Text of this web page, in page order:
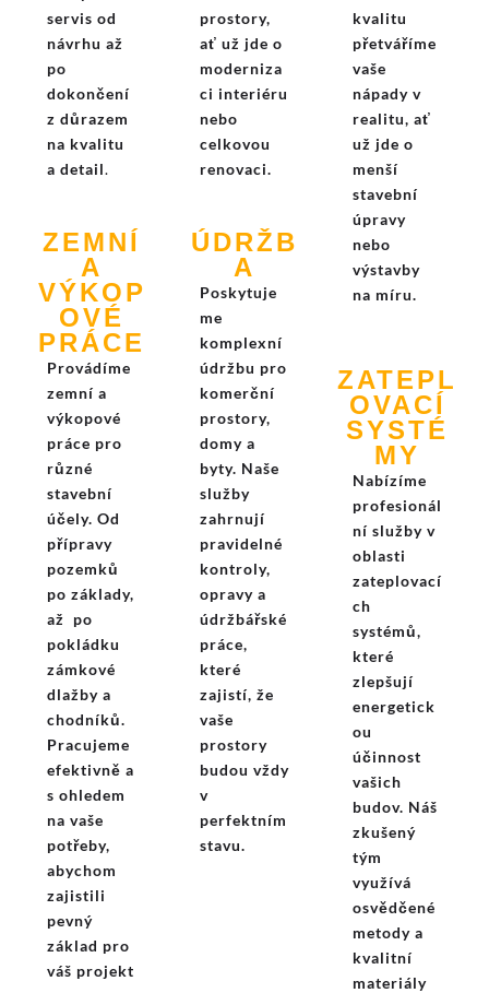
servis od
návrhu až
po
dokončení
z důrazem
na kvalitu
a detail.
ZEMNÍ
A
VÝKOP
OVÉ
PRÁCE
Provádíme
zemní a
výkopové
práce pro
různé
stavební
účely. Od
přípravy
pozemků
po základy,
až po
pokládku
zámkové
dlažby a
chodníků.
Pracujeme
efektivně a
s ohledem
na vaše
potřeby,
abychom
zajistili
pevný
základ pro
váš projekt
prostory,
ať už jde o
moderniza
ci interiéru
nebo
celkovou
renovaci.
ÚDRŽB
A
Poskytuje
me
komplexní
údržbu pro
komerční
prostory,
domy a
byty. Naše
služby
zahrnují
pravidelné
kontroly,
opravy a
údržbářské
práce,
které
zajistí, že
vaše
prostory
budou vždy
v
perfektním
stavu.
kvalitu
přetváříme
vaše
nápady v
realitu, ať
už jde o
menší
stavební
úpravy
nebo
výstavby
na míru.
ZATEPL
OVACÍ
SYSTÉ
MY
Nabízíme
profesionál
ní služby v
oblasti
zateplovací
ch
systémů,
které
zlepšují
energetick
ou
účinnost
vašich
budov. Náš
zkušený
tým
využívá
osvědčené
metody a
kvalitní
materiály